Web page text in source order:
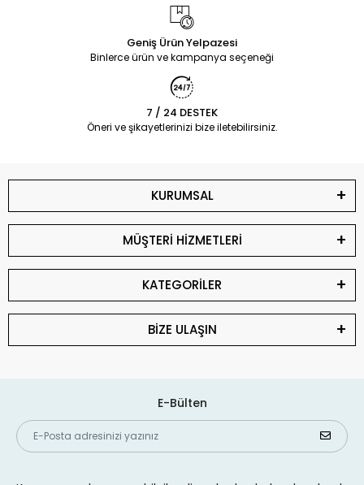
Geniş Ürün Yelpazesi
Binlerce ürün ve kampanya seçeneği
7 / 24 DESTEK
Öneri ve şikayetlerinizi bize iletebilirsiniz.
KURUMSAL
MÜŞTERİ HİZMETLERİ
KATEGORİLER
BİZE ULAŞIN
E-Bülten